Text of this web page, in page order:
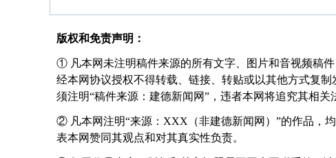
版权和免责声明：
① 凡本网未注明稿件来源的所有文字、图片和音视频稿
经本网协议授权不得转载、链接、转贴或以其他方式复
须注明“稿件来源：建德新闻网”，违者本网将追究其相关
② 凡本网注明“来源：XXX（非建德新闻网）”的作品，
表本网赞同其观点和对其真实性负责。